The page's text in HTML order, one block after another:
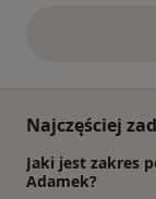
Najczęściej
Jaki jest zakres
Adamek?